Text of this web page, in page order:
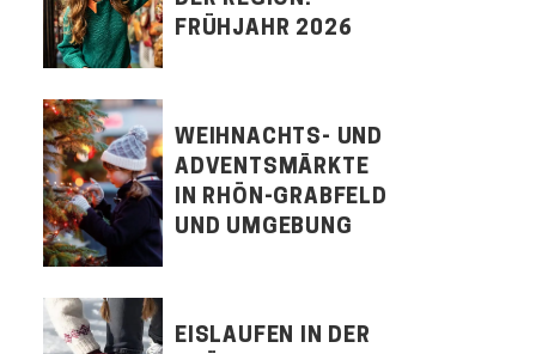
FRÜHJAHR 2026
WEIHNACHTS- UND
ADVENTSMÄRKTE
IN RHÖN-GRABFELD
UND UMGEBUNG
EISLAUFEN IN DER